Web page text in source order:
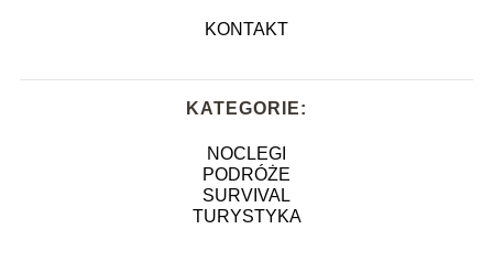
KONTAKT
KATEGORIE:
NOCLEGI
PODRÓŻE
SURVIVAL
TURYSTYKA